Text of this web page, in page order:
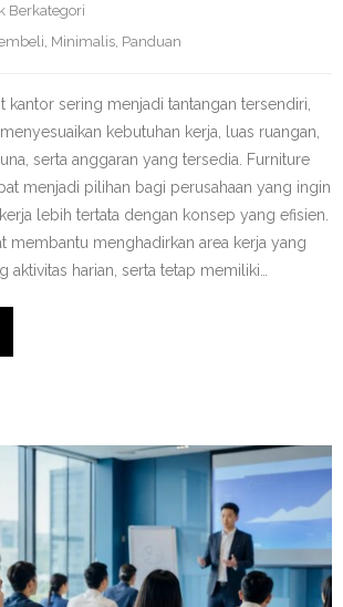
Berkategori
Minimalis Panduan
kantor sering menjadi tantangan tersendiri,
kebutuhan kerja, luas ruangan,
serta anggaran yang tersedia. Furniture
menjadi pilihan bagi perusahaan yang ingin
lebih tertata dengan konsep yang efisien.
membantu menghadirkan area kerja yang
aktivitas harian, serta tetap memiliki…